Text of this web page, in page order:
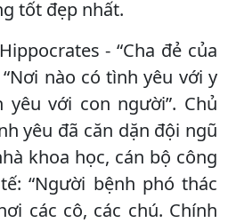
tốt đẹp nhất.
- “Cha đẻ của
nào có tình yêu với y
với con người”. Chủ
yêu đã căn dặn đội ngũ
khoa học, cán bộ công
“Người bệnh phó thác
các cô, các chú. Chính